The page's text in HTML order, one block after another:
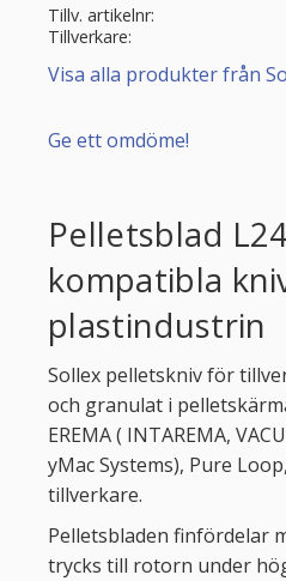
Tillv. artikelnr
Tillverkare
Visa alla produkter från
Ge ett omdöme!
Pelletsblad
kompatibla
plastindustrin
Sollex pelletskniv för
och granulat i
EREMA ( INTAREMA,
yMac Systems), Pure
tillverkare.
Pelletsbladen finfördelar
trycks till rotorn under